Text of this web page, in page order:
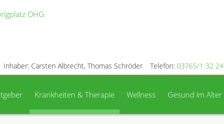
Inhaber: Carsten Albrecht, Thomas Schröder Telefon: 03765/1 32 24
Krankheiten & Therapie Wellness Gesund im Alter